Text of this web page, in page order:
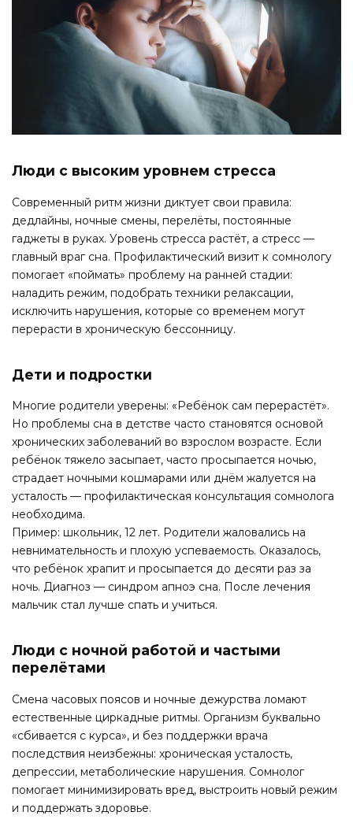
Люди с высоким уровнем стресса
Современный ритм жизни диктует свои правила:
дедлайны, ночные смены, перелёты, постоянные
гаджеты в руках. Уровень стресса растёт, а стресс —
главный враг сна. Профилактический визит к сомнологу
помогает «поймать» проблему на ранней стадии:
наладить режим, подобрать техники релаксации,
исключить нарушения, которые со временем могут
перерасти в хроническую бессонницу.
Дети и подростки
Многие родители уверены: «Ребёнок сам перерастёт».
Но проблемы сна в детстве часто становятся основой
хронических заболеваний во взрослом возрасте. Если
ребёнок тяжело засыпает, часто просыпается ночью,
страдает ночными кошмарами или днём жалуется на
усталость — профилактическая консультация сомнолога
необходима.
Пример: школьник, 12 лет. Родители жаловались на
невнимательность и плохую успеваемость. Оказалось,
что ребёнок храпит и просыпается до десяти раз за
ночь. Диагноз — синдром апноэ сна. После лечения
мальчик стал лучше спать и учиться.
Люди с ночной работой и частыми
перелётами
Смена часовых поясов и ночные дежурства ломают
естественные циркадные ритмы. Организм буквально
«сбивается с курса», и без поддержки врача
последствия неизбежны: хроническая усталость,
депрессии, метаболические нарушения. Сомнолог
помогает минимизировать вред, выстроить новый режим
и поддержать здоровье.